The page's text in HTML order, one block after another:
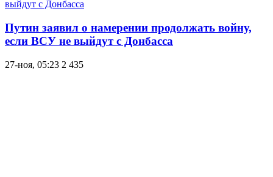
Путин заявил о намерении продолжать войну,
если ВСУ не выйдут с Донбасса
27-ноя, 05:23 2 435